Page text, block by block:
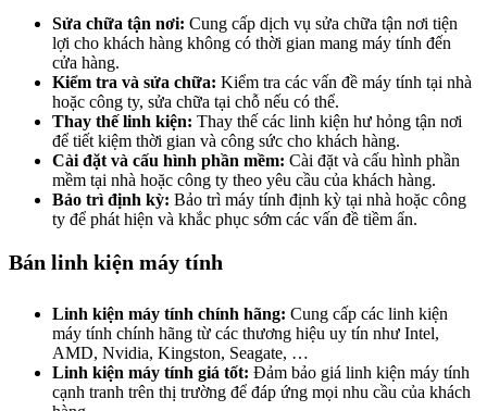
Sửa chữa tận nơi: Cung cấp dịch vụ sửa chữa tận nơi tiện
lợi cho khách hàng không có thời gian mang máy tính đến
cửa hàng.
Kiểm tra và sửa chữa: Kiểm tra các vấn đề máy tính tại nhà
hoặc công ty, sửa chữa tại chỗ nếu có thể.
Thay thế linh kiện: Thay thế các linh kiện hư hỏng tận nơi
để tiết kiệm thời gian và công sức cho khách hàng.
Cài đặt và cấu hình phần mềm: Cài đặt và cấu hình phần
mềm tại nhà hoặc công ty theo yêu cầu của khách hàng.
Bảo trì định kỳ: Bảo trì máy tính định kỳ tại nhà hoặc công
ty để phát hiện và khắc phục sớm các vấn đề tiềm ẩn.
Bán linh kiện máy tính
Linh kiện máy tính chính hãng: Cung cấp các linh kiện
máy tính chính hãng từ các thương hiệu uy tín như Intel,
AMD, Nvidia, Kingston, Seagate, …
Linh kiện máy tính giá tốt: Đảm bảo giá linh kiện máy tính
cạnh tranh trên thị trường để đáp ứng mọi nhu cầu của khách